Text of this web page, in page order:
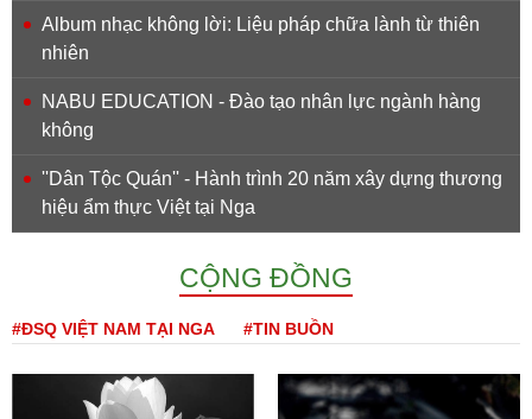
Album nhạc không lời: Liệu pháp chữa lành từ thiên
nhiên
NABU EDUCATION - Đào tạo nhân lực ngành hàng
không
''Dân Tộc Quán'' - Hành trình 20 năm xây dựng thương
hiệu ẩm thực Việt tại Nga
CỘNG ĐỒNG
#ĐSQ VIỆT NAM TẠI NGA #TIN BUỒN